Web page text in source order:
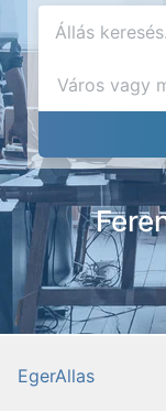
EgerAllas